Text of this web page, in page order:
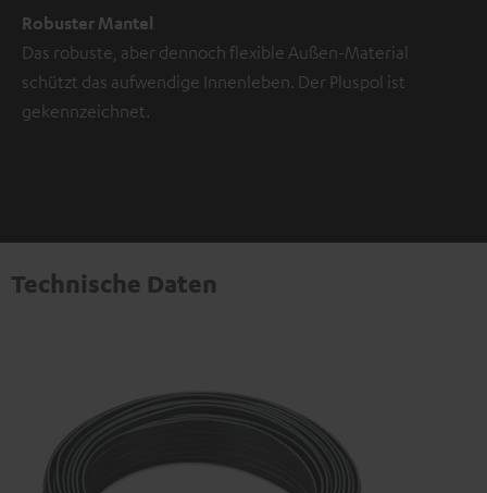
Robuster Mantel
Das robuste, aber dennoch flexible Außen-Material
schützt das aufwendige Innenleben. Der Pluspol ist
gekennzeichnet.
Technische Daten